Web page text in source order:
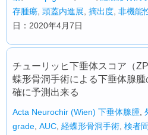
存腫瘍 頭蓋内進展 摘出度 非機能
日：2020年4月7日
チューリッヒ下垂体スコア（
蝶形骨洞手術による下垂体腺
確に予測出来る
Acta Neurochir (Wien) 下垂体腺腫
grade AUC 経蝶形骨洞手術 検者